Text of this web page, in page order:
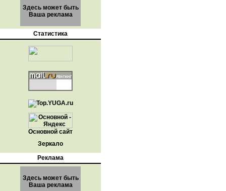
Здесь может быть
Ваша реклама
Статистика
Основной сайт
Зеркало
Реклама
Здесь может быть
Ваша реклама